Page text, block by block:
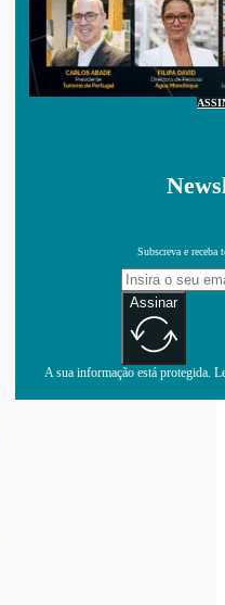
Subscreva e receba
Assinar
A sua informação está protegida.